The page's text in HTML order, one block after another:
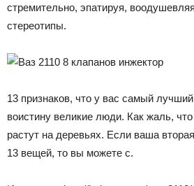
стремительно, эпатируя,
стереотипы.
13 признаков, что у вас самый
воистину великие люди. Как жаль,
растут на деревьях. Если ваша
13 вещей, то вы можете с.